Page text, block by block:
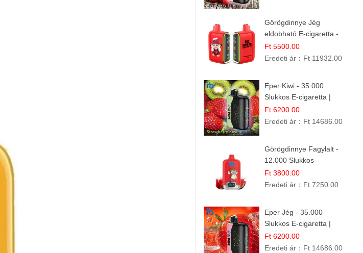
Görögdinnye Jég
eldobható E-cigaretta -
25.000 Slukk | Frissítő
Nyári Íz
Ft 5500.00
Eredeti ár： Ft 11932.00
Eper Kiwi - 35.000
Slukkos E-cigaretta |
IBVape Bar Friss
Gyümölcs Ízek
Ft 6200.00
Eredeti ár： Ft 14686.00
Görögdinnye Fagylalt -
12.000 Slukkos
eldobható e-Cigaretta
Ft 3800.00
Eredeti ár： Ft 7250.00
Eper Jég - 35.000
Slukkos E-cigaretta |
IBVape Bar
Ft 6200.00
Eredeti ár： Ft 14686.00